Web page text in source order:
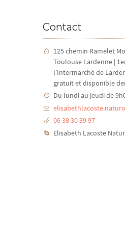
Contact
125 chemin Ramelet
Toulouse Lardenne |
l’Intermarché de
gratuit et disponible
Du lundi au jeudi de
06 38 30 39 97
Elisabeth Lacoste